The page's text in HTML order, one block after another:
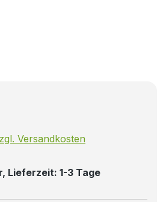
Versandkosten
Lieferzeit: 1-3 Tage